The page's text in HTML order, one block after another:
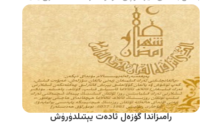
رامىزاندا گۈزەل ئادەت يېتىلدۈرۈش